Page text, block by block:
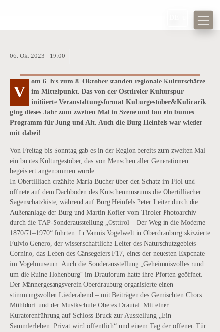
06. Okt 2023 - 19:00
KULTURABEND DER OFFENEN TÜR
AUF BURG HEINFELS
V
om 6. bis zum 8. Oktober standen regionale Kulturschätze
im Mittelpunkt. Das von der Osttiroler Kulturspur
initiierte Veranstaltungsformat Kulturgestöber&Kulinarik
ging dieses Jahr zum zweiten Mal in Szene und bot ein buntes
Programm für Jung und Alt. Auch die Burg Heinfels war wieder
mit dabei!
Von Freitag bis Sonntag gab es in der Region bereits zum zweiten Mal
ein buntes Kulturgestöber, das von Menschen aller Generationen
begeistert angenommen wurde.
In Obertilliach erzählte Maria Bucher über den Schatz im Fiol und
öffnete auf dem Dachboden des Kutschenmuseums die Obertilliacher
Sagenschatzkiste, während auf Burg Heinfels Peter Leiter durch die
Außenanlage der Burg und Martin Kofler vom Tiroler Photoarchiv
durch die TAP-Sonderausstellung „Osttirol – Der Weg in die Moderne
1870/71–1970“ führten. In Vannis Vogelwelt in Oberdrauburg skizzierte
Fulvio Genero, der wissenschaftliche Leiter des Naturschutzgebiets
Cornino, das Leben des Gänsegeiers F17, eines der neuesten Exponate
im Vogelmuseum. Auch die Sonderausstellung „Geheimnisvolles rund
um die Ruine Hohenburg“ im Drauforum hatte ihre Pforten geöffnet.
Der Männergesangsverein Oberdrauburg organisierte einen
stimmungsvollen Liederabend – mit Beiträgen des Gemischten Chors
Mühldorf und der Musikschule Oberes Drautal. Mit einer
Kuratorenführung auf Schloss Bruck zur Ausstellung „Ein
Sammlerleben. Privat wird öffentlich“ und einem Tag der offenen Tür